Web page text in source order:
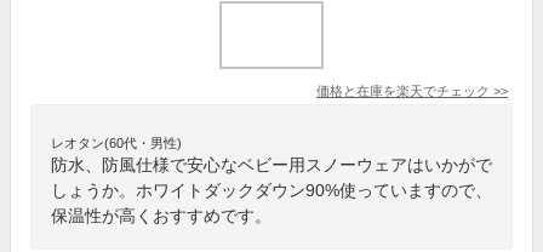
価格と在庫を楽天でチェック >>
レオタン(60代・男性)
防水、防風仕様で安心なベビー用スノーウェアはいかがで
しょうか。ホワイトダックダウン90%使っていますので、
保温性が高くおすすめです。